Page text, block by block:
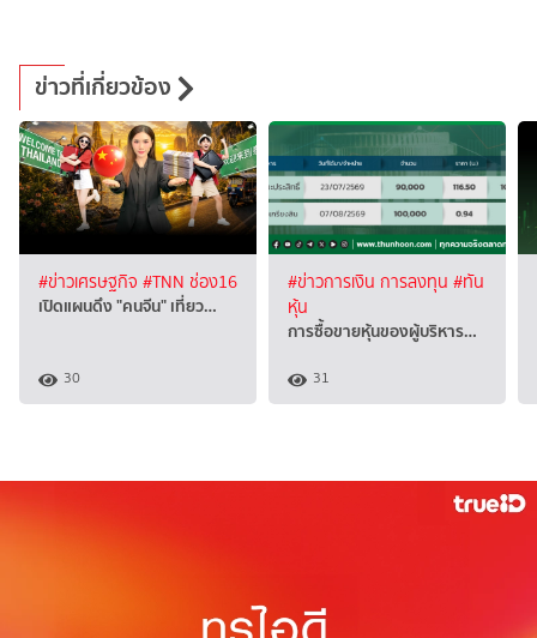
ข่าวที่เกี่ยวข้อง
#ข่าวเศรษฐกิจ #TNN ช่อง16
เปิดแผนดึง "คนจีน" เที่ยว…
30
#ข่าวการเงิน การลงทุน #ทัน
หุ้น
การซื้อขายหุ้นของผู้บริหาร…
31